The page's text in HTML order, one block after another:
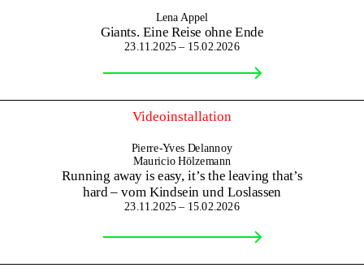
Lena Appel
Giants. Eine Reise ohne Ende
23.11.2025 – 15.02.2026
Videoinstallation
Pierre-Yves Delannoy
Mauricio Hölzemann
Running away is easy, it’s the leaving that’s
hard – vom Kindsein und Loslassen
23.11.2025 – 15.02.2026